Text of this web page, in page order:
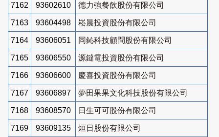
7162 93602610 德力強餐飲股份有限公司
7163 93604498 崧晨投資股份有限公司
7164 93606051 同鈊科技顧問股份有限公司
7165 93606550 源鐽電投資股份有限公司
7166 93606600 慶喜投資股份有限公司
7167 93606897 夢田果果文化科技股份有限公司
7168 93608570 日生可可股份有限公司
7169 93609135 烜日股份有限公司